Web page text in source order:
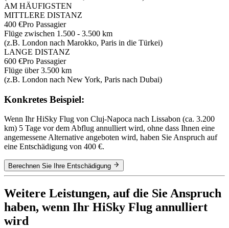
AM HÄUFIGSTEN
MITTLERE DISTANZ
400 €Pro Passagier
Flüge zwischen 1.500 - 3.500 km
(z.B. London nach Marokko, Paris in die Türkei)
LANGE DISTANZ
600 €Pro Passagier
Flüge über 3.500 km
(z.B. London nach New York, Paris nach Dubai)
Konkretes Beispiel:
Wenn Ihr HiSky Flug von Cluj-Napoca nach Lissabon (ca. 3.200
km) 5 Tage vor dem Abflug annulliert wird, ohne dass Ihnen eine
angemessene Alternative angeboten wird, haben Sie Anspruch auf
eine Entschädigung von 400 €.
Berechnen Sie Ihre Entschädigung
Weitere Leistungen, auf die Sie Anspruch
haben, wenn Ihr HiSky Flug annulliert
wird